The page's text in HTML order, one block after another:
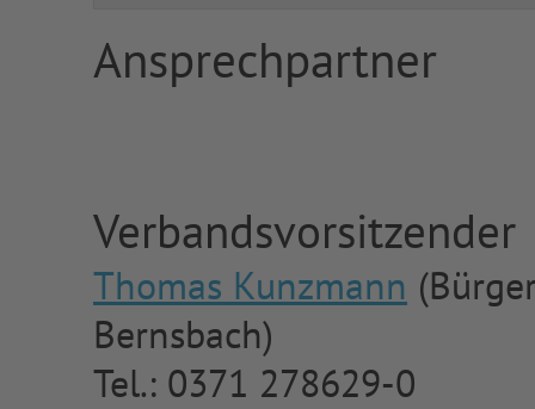
Ansprechpartner
Verbandsvorsitzender
Thomas Kunzmann
Bernsbach)
Tel.: 0371 278629-0